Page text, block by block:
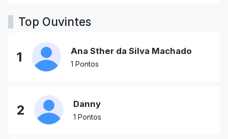
Top Ouvintes
1 Ana Sther da Silva Machado
1 Pontos
2 Danny
1 Pontos